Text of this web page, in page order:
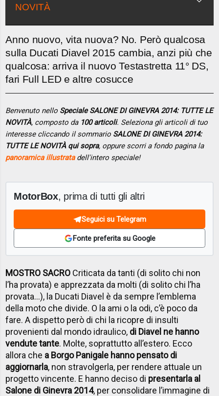
NOVITÀ
Anno nuovo, vita nuova? No. Però qualcosa
sulla Ducati Diavel 2015 cambia, anzi più che
qualcosa: arriva il nuovo Testastretta 11° DS,
fari Full LED e altre cosucce
Benvenuto nello Speciale SALONE DI GINEVRA 2014: TUTTE LE
NOVITÀ, composto da 100 articoli. Seleziona gli articoli di tuo
interesse cliccando il sommario SALONE DI GINEVRA 2014:
TUTTE LE NOVITÀ qui sopra, oppure scorri a fondo pagina la
panoramica illustratadell'intero speciale!
MotorBox, prima di tutti gli altri
Seguici su Telegram
Fonte preferita su Google
MOSTRO SACRO Criticata da tanti (di solito chi non
l’ha provata) e apprezzata da molti (di solito chi l’ha
provata…), la Ducati Diavel è da sempre l’emblema
della moto che divide. O la ami o la odi, c’è poco da
fare. A dispetto però di chi la ricopre di insulti
provenienti dal mondo idraulico, di Diavel ne hanno
vendute tante. Molte, soprattutto all’estero. Ecco
allora che a Borgo Panigale hanno pensato di
aggiornarla, non stravolgerla, per rendere attuale un
progetto vincente. E hanno deciso di presentarla al
Salone di Ginevra 2014, per consolidare l’immagine di